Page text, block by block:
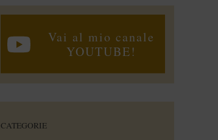
Vai al mio canale
YOUTUBE!
CATEGORIE